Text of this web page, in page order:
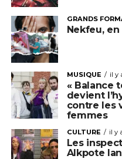
GRANDS
Nekfeu,
MUSIQUE il y
« Balance
devient
contre les
femmes
CULTURE il y
Les
Alkpote